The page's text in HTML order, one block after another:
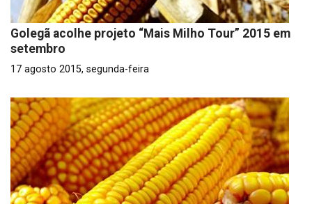
Golegã acolhe projeto “Mais Milho Tour” 2015 em
setembro
17 agosto 2015, segunda-feira